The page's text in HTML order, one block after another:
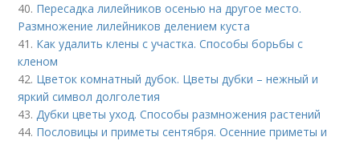
40. Пересадка лилейников осенью на другое место.
Размножение лилейников делением куста
41. Как удалить клены с участка. Способы борьбы с
кленом
42. Цветок комнатный дубок. Цветы дубки – нежный и
яркий символ долголетия
43.Дубки цветы уход. Способы размножения растений
44. Пословицы и приметы сентября. Осенние приметы и